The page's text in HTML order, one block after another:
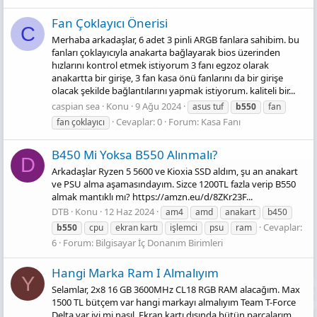
C Fan Çoklayıcı Önerisi
Merhaba arkadaşlar, 6 adet 3 pinli ARGB fanlara sahibim. bu
fanları çoklayıcıyla anakarta bağlayarak bios üzerinden
hızlarını kontrol etmek istiyorum 3 fanı egzoz olarak
anakartta bir girişe, 3 fan kasa önü fanlarını da bir girişe
olacak şekilde bağlantılarını yapmak istiyorum. kaliteli bir...
caspian sea Konu 9 Ağu 2024 asus tuf b550
fan
fan çoklayıcı
Cevaplar: 0 Forum: Kasa Fanı
D B450 Mi Yoksa B550 Alınmalı?
Arkadaşlar Ryzen 5 5600 ve Kioxia SSD aldım, şu an anakart
ve PSU alma aşamasındayım. Sizce 1200TL fazla verip B550
almak mantıklı mı? https://amzn.eu/d/8ZKr23F...
DTB Konu 12 Haz 2024 am4 amd anakart
b450
b550
cpu ekran kartı işlemci psu ram
Cevaplar:
6 Forum: Bilgisayar İç Donanım Birimleri
Y Hangi Marka Ram I Almalıyım
Selamlar, 2x8 16 GB 3600MHz CL18 RGB RAM alacağım. Max
1500 TL bütçem var hangi markayı almalıyım Team T-Force